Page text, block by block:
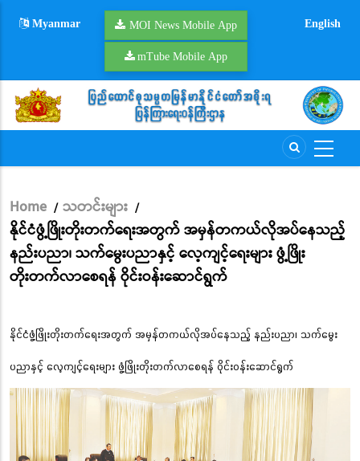
Myanmar MOI News Mobile App
mTube Mobile App
English
Breadcrumb
Home / သတင်းများ /
နိုင်ငံဖွံ့ဖြိုးတိုးတက်ရေးအတွက် အမှန်တကယ်လိုအပ်နေသည့်
နည်းပညာ၊ သက်မွေးပညာနှင့် လေ့ကျင့်ရေးများ ဖွံ့ဖြိုး
တိုးတက်လာစေရန် ဝိုင်းဝန်းဆောင်ရွက်
နိုင်ငံဖွံ့ဖြိုးတိုးတက်ရေးအတွက် အမှန်တကယ်လိုအပ်နေသည့် နည်းပညာ၊ သက်မွေး
ပညာနှင့် လေ့ကျင့်ရေးများ ဖွံ့ဖြိုးတိုးတက်လာစေရန် ဝိုင်းဝန်းဆောင်ရွက်